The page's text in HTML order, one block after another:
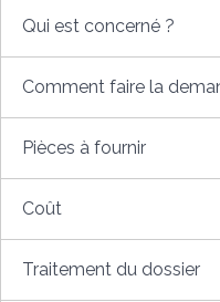
Qui est concerné ?
Comment faire la
Pièces à fournir
Coût
Traitement du dossier